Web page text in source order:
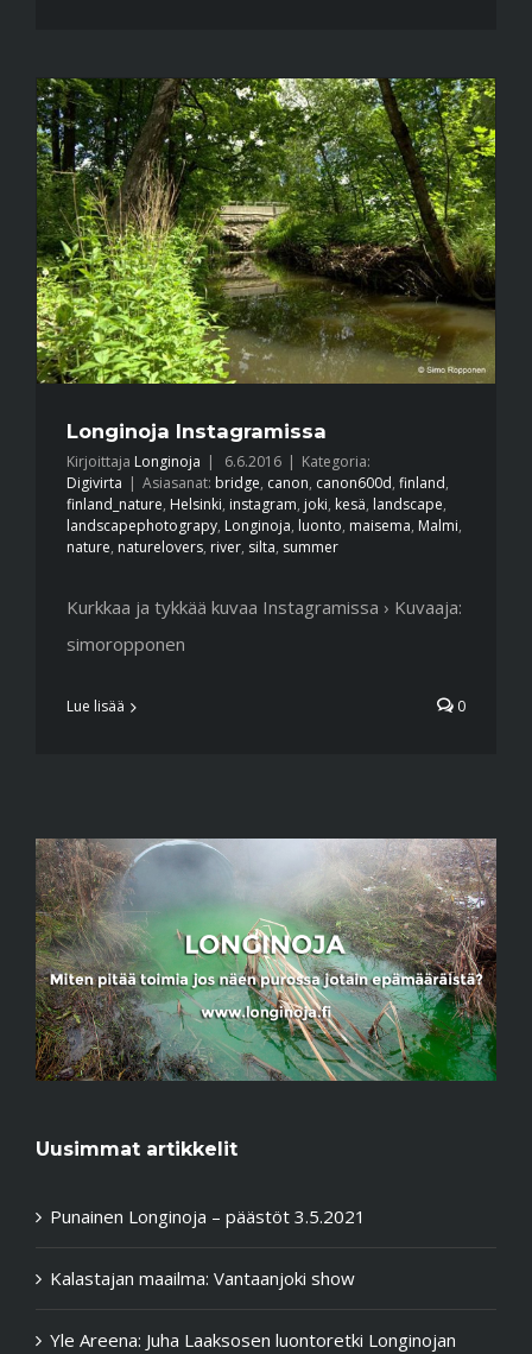
Longinoja Instagramissa
Kirjoittaja Longinoja | 6.6.2016 | Kategoria:
Digivirta | Asiasanat: bridge, canon, canon600d, finland,
finland_nature, Helsinki, instagram, joki, kesä, landscape,
landscapephotograpy, Longinoja, luonto, maisema, Malmi,
nature, naturelovers, river, silta, summer
Kurkkaa ja tykkää kuvaa Instagramissa › Kuvaaja:
simoropponen
Lue lisää 0
Uusimmat artikkelit
Punainen Longinoja – päästöt 3.5.2021
Kalastajan maailma: Vantaanjoki show
Yle Areena: Juha Laaksosen luontoretki Longinojan